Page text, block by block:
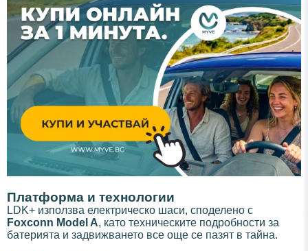
Платформа и технологии
LDK+ използва електрическо шаси, споделено с
Foxconn Model A, като техническите подробности за
батерията и задвижването все още се пазят в тайна.